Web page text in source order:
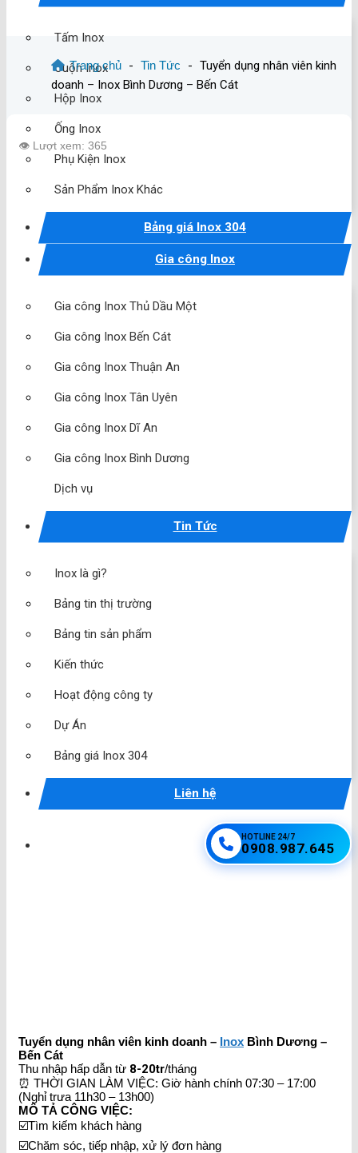
Tấm Inox
Cuộn Inox
Hộp Inox
Ống Inox
Phụ Kiện Inox
Sản Phẩm Inox Khác
Bảng giá Inox 304
Gia công Inox
Gia công Inox Thủ Dầu Một
Gia công Inox Bến Cát
Gia công Inox Thuận An
Gia công Inox Tân Uyên
Gia công Inox Dĩ An
Gia công Inox Bình Dương
Dịch vụ
Tin Tức
Inox là gì?
Bảng tin thị trường
Bảng tin sản phẩm
Kiến thức
Hoạt động công ty
Dự Án
Bảng giá Inox 304
Liên hệ
HOTLINE 24/7
0908.987.645
Trang chủ - Tin Tức - Tuyển dụng nhân viên kinh
doanh – Inox Bình Dương – Bến Cát
👁️ Lượt xem: 365
Tuyển dụng nhân viên kinh doanh – Inox Bình Dương –
Bến Cát
Thu nhập hấp dẫn từ 8-20tr/tháng
⏰ THỜI GIAN LÀM VIỆC: Giờ hành chính 07:30 – 17:00
(Nghỉ trưa 11h30 – 13h00)
MÔ TẢ CÔNG VIỆC:
☑️Tìm kiếm khách hàng
☑️Chăm sóc, tiếp nhập, xử lý đơn hàng